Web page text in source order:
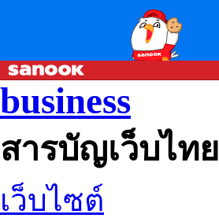
business
สารบัญเว็บไทย
เว็บไซต์